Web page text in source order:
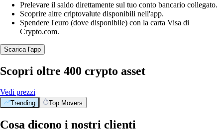
Prelevare il saldo direttamente sul tuo conto bancario collegato.
Scoprire altre criptovalute disponibili nell'app.
Spendere l'euro (dove disponibile) con la carta Visa di
Crypto.com.
Scarica l'app
Scopri oltre 400 crypto asset
Vedi prezzi
Trending Top Movers
Cosa dicono i nostri clienti